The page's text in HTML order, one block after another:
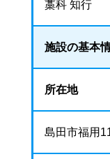
藁科 知行
施設の基本
所在地
島田市福用